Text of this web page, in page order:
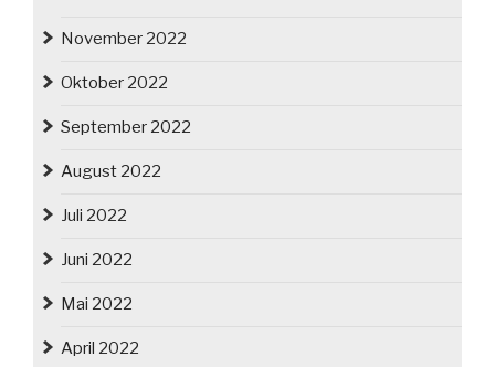
November 2022
Oktober 2022
September 2022
August 2022
Juli 2022
Juni 2022
Mai 2022
April 2022